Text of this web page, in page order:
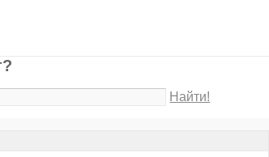
Найти!